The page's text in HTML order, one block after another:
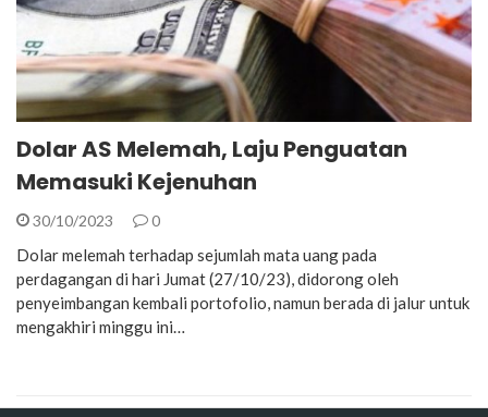
Dolar AS Melemah, Laju Penguatan
Memasuki Kejenuhan
30/10/2023 0
Dolar melemah terhadap sejumlah mata uang pada
perdagangan di hari Jumat (27/10/23), didorong oleh
penyeimbangan kembali portofolio, namun berada di jalur untuk
mengakhiri minggu ini…